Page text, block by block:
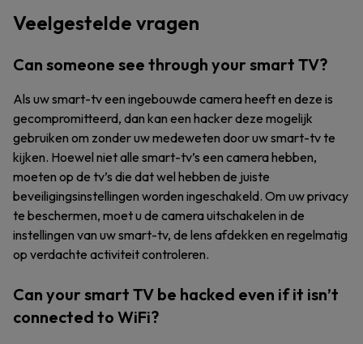
Veelgestelde vragen
Can someone see through your smart TV?
Als uw smart-tv een ingebouwde camera heeft en deze is
gecompromitteerd, dan kan een hacker deze mogelijk
gebruiken om zonder uw medeweten door uw smart-tv te
kijken. Hoewel niet alle smart-tv’s een camera hebben,
moeten op de tv’s die dat wel hebben de juiste
beveiligingsinstellingen worden ingeschakeld. Om uw privacy
te beschermen, moet u de camera uitschakelen in de
instellingen van uw smart-tv, de lens afdekken en regelmatig
op verdachte activiteit controleren.
Can your smart TV be hacked even if it isn’t
connected to WiFi?